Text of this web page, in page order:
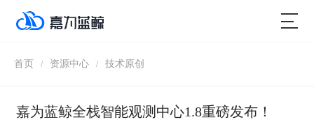
首页 / 资源中心 / 技术原创
嘉为蓝鲸全栈智能观测中心1.8重磅发布！